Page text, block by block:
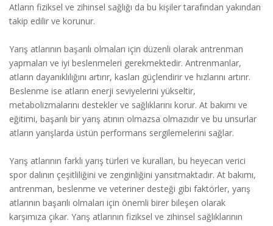
Atların fiziksel ve zihinsel sağlığı da bu kişiler tarafından yakından
takip edilir ve korunur.
Yarış atlarının başarılı olmaları için düzenli olarak antrenman
yapmaları ve iyi beslenmeleri gerekmektedir. Antrenmanlar,
atların dayanıklılığını artırır, kasları güçlendirir ve hızlarını artırır.
Beslenme ise atların enerji seviyelerini yükseltir,
metabolizmalarını destekler ve sağlıklarını korur. At bakımı ve
eğitimi, başarılı bir yarış atının olmazsa olmazıdır ve bu unsurlar
atların yarışlarda üstün performans sergilemelerini sağlar.
Yarış atlarının farklı yarış türleri ve kuralları, bu heyecan verici
spor dalının çeşitliliğini ve zenginliğini yansıtmaktadır. At bakımı,
antrenman, beslenme ve veteriner desteği gibi faktörler, yarış
atlarının başarılı olmaları için önemli birer bileşen olarak
karşımıza çıkar. Yarış atlarının fiziksel ve zihinsel sağlıklarının